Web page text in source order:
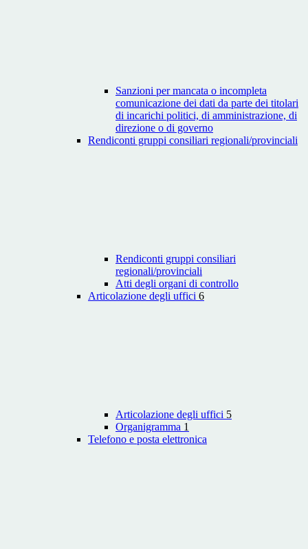
Sanzioni per mancata o incompleta
comunicazione dei dati da parte dei titolari
di incarichi politici, di amministrazione, di
direzione o di governo
Rendiconti gruppi consiliari regionali/provinciali
Rendiconti gruppi consiliari
regionali/provinciali
Atti degli organi di controllo
Articolazione degli uffici 6
Articolazione degli uffici 5
Organigramma 1
Telefono e posta elettronica